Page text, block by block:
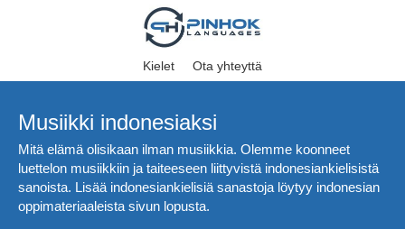
Kielet Ota yhteyttä
Musiikki indonesiaksi
Mitä elämä olisikaan ilman musiikkia. Olemme koonneet
luettelon musiikkiin ja taiteeseen liittyvistä indonesiankielisistä
sanoista. Lisää indonesiankielisiä sanastoja löytyy indonesian
oppimateriaaleista sivun lopusta.